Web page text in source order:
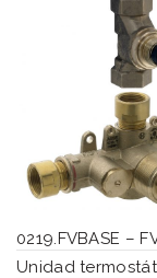
0219.FVBASE –
Unidad